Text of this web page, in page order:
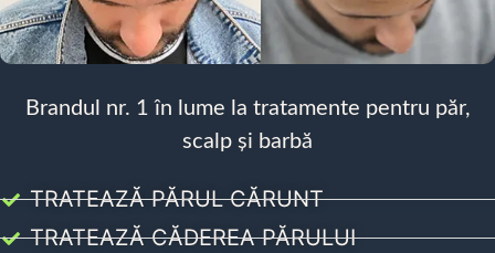
Brandul nr. 1 în lume la tratamente pentru păr,
scalp și barbă
TRATEAZĂ PĂRUL CĂRUNT
TRATEAZĂ CĂDEREA PĂRULUI